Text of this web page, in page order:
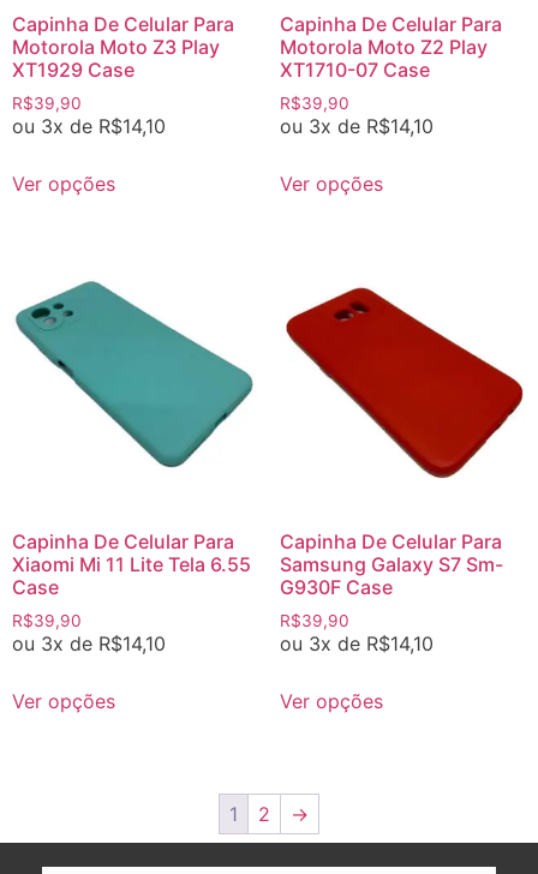
Capinha De Celular Para
Motorola Moto Z3 Play
XT1929 Case
R$39,90
ou 3x de R$14,10
Ver opções
Capinha De Celular Para
Motorola Moto Z2 Play
XT1710-07 Case
R$39,90
ou 3x de R$14,10
Ver opções
Capinha De Celular Para
Xiaomi Mi 11 Lite Tela 6.55
Case
R$39,90
ou 3x de R$14,10
Ver opções
Capinha De Celular Para
Samsung Galaxy S7 Sm-
G930F Case
R$39,90
ou 3x de R$14,10
Ver opções
1 2 →